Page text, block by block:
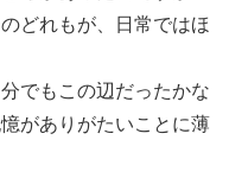
どれもが、日常ではほ
でもこの辺だったかな
がありがたいことに薄